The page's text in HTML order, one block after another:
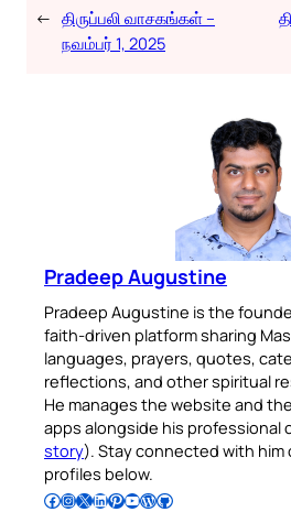
← திருப்பலி வாசகங்கள் –
நவம்பர் 1, 2025
Pradeep Augustine
Pradeep Augustine is the
faith-driven platform sharing
languages, prayers, quotes,
reflections, and other spiritual
He manages the website and
apps alongside his professional
story). Stay connected with him
profiles below.
Follow Pradeep on Facebook Follow Pradeep on InstagramFollow Pradeep on X Follow Pradeep on LinkedIn Follow Pradeep on Pinterest Subscribe to Pradeep’s Youtube Channel Follow Pradeep on WordPress Follow Pradeep on GitHub